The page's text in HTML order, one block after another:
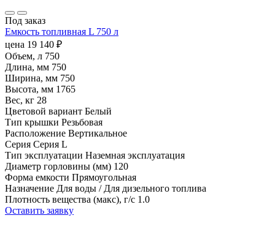
Под заказ
Емкость топливная L 750 л
цена 19 140 ₽
Объем, л 750
Длина, мм 750
Ширина, мм 750
Высота, мм 1765
Вес, кг 28
Цветовой вариант Белый
Тип крышки Резьбовая
Расположение Вертикальное
Серия Серия L
Тип эксплуатации Наземная эксплуатация
Диаметр горловины (мм) 120
Форма емкости Прямоугольная
Назначение Для воды / Для дизельного топлива
Плотность вещества (макс), г/с 1.0
Оставить заявку